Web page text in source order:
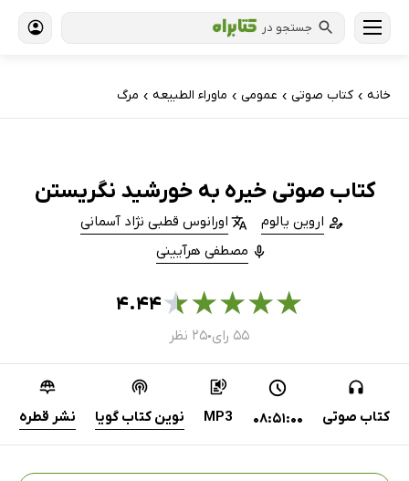
جستجو در
خانه › کتاب‌ صوتی › عمومی › ماوراء الطبیعه › مرگ
کتاب صوتی خیره به خورشید نگریستن
اروین یالوم
اورانوس قطبی نژاد آسمانی
مصطفی هرآیینی
★
★
★
★
★۴.۴۴
۵۵ رای ●۲۵ نظر
کتاب صوتی 08:51:00
MP3 نوین کتاب گویا نشر قطره